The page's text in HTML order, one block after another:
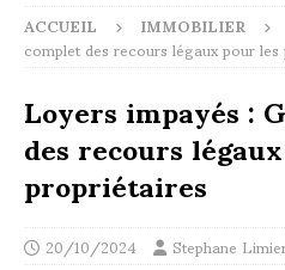
ACCUEIL IMMOBILIER
complet des recours légaux pour
Loyers impayés :
des recours
propriétaires
20/10/2024 Stephane